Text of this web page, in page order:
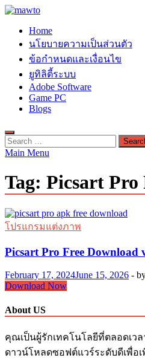
Skip
content
MAWTO
ดาวน์โหลดโปรแกรมฟรี ตัวเต็มถ
Home
นโยบายความเป็นส่วนตัว
ข้อกำหนดและเงื่อนไข
ยูทิลิตี้ระบบ
Adobe Software
Game PC
Blogs
Search
for:
Main Menu
Tag: Picsart Pro
โปรแกรมแต่งภาพ
Picsart Pro Free
February 17, 2024June 15, 2026 -
Picsart
Free
Download
v24.3.3
Mod
Apk
Download Now
About US
คุณเป็นผู้รักเทคโนโลยีที่ตลอดเว
ดาวน์โหลดซอฟต์แวร์ระดับดีเพื่